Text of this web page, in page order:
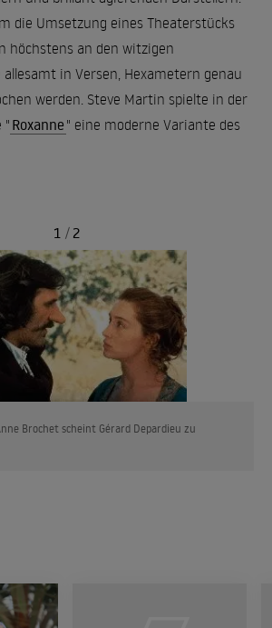
die Umsetzung eines Theaterstücks
höchstens an den witzigen
in Versen, Hexametern genau
werden. Steve Martin spielte in der
" Roxanne " eine moderne Variante des
Brochet scheint Gérard Depardieu zu
1 / 2